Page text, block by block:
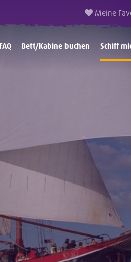
Meine
Bett/Kabine buchen Schiff